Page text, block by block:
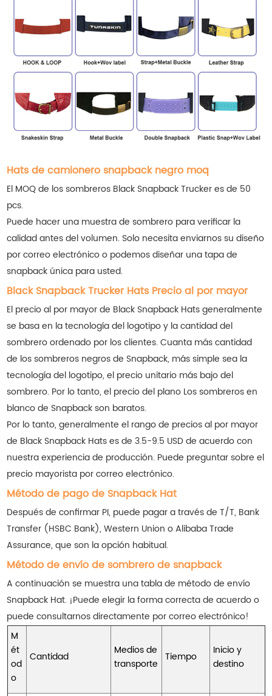
Hats de camionero snapback negro moq
El MOQ de los sombreros Black Snapback Trucker es de 50
pcs.
Puede hacer una muestra de sombrero para verificar la
calidad antes del volumen. Solo necesita enviarnos su diseño
por correo electrónico o podemos diseñar una tapa de
snapback única para usted.
Black Snapback Trucker Hats Precio al por mayor
El precio al por mayor de Black Snapback Hats generalmente
se basa en la tecnología del logotipo y la cantidad del
sombrero ordenado por los clientes. Cuanta más cantidad
de los sombreros negros de Snapback, más simple sea la
tecnología del logotipo, el precio unitario más bajo del
sombrero. Por lo tanto, el precio del plano Los sombreros en
blanco de Snapback son baratos.
Por lo tanto, generalmente el rango de precios al por mayor
de Black Snapback Hats es de 3.5-9.5 USD de acuerdo con
nuestra experiencia de producción. Puede preguntar sobre el
precio mayorista por correo electrónico.
Método de pago de Snapback Hat
Después de confirmar PI, puede pagar a través de T/T, Bank
Transfer (HSBC Bank), Western Union o Alibaba Trade
Assurance, que son la opción habitual.
Método de envío de sombrero de snapback
A continuación se muestra una tabla de método de envío
Snapback Hat. ¡Puede elegir la forma correcta de acuerdo o
puede consultarnos directamente por correo electrónico!
M
ét
od
o
Cantidad
Medios de
transporte
Tiempo
Inicio y
destino